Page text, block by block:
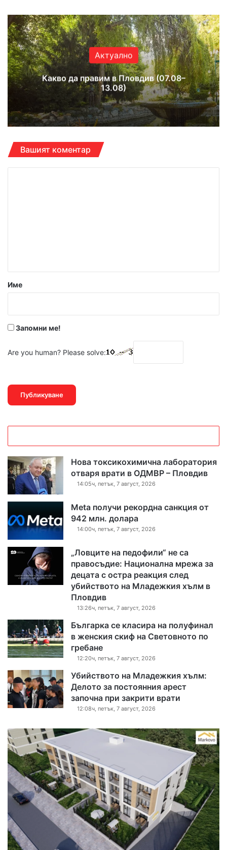
Актуално
Какво да правим в Пловдив (07.08–
13.08)
Вашият коментар
р
Име
Запомни ме!
Are you human? Please solve:
Нова токсикохимична лаборатория
отваря врати в ОДМВР – Пловдив
14:05ч, петък, 7 август, 2026
Meta получи рекордна санкция от
942 млн. долара
14:00ч, петък, 7 август, 2026
„Ловците на педофили“ не са
правосъдие: Национална мрежа за
децата с остра реакция след
убийството на Младежкия хълм в
Пловдив
13:26ч, петък, 7 август, 2026
Българка се класира на полуфинал
в женския скиф на Световното по
гребане
12:20ч, петък, 7 август, 2026
Убийството на Младежкия хълм:
Делото за постоянния арест
започна при закрити врати
12:08ч, петък, 7 август, 2026